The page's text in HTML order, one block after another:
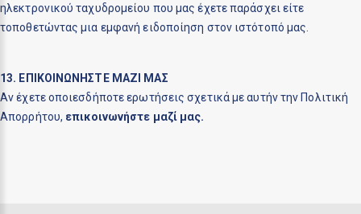
ηλεκτρονικού ταχυδρομείου που μας έχετε παράσχει είτε
τοποθετώντας μια εμφανή ειδοποίηση στον ιστότοπό μας.
13. ΕΠΙΚΟΙΝΩΝΗΣΤΕ ΜΑΖΙ ΜΑΣ
Αν έχετε οποιεσδήποτε ερωτήσεις σχετικά με αυτήν την Πολιτική
Απορρήτου, επικοινωνήστε μαζί μας.